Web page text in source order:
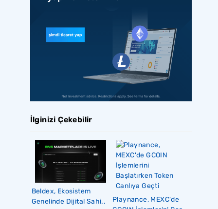
İlginizi Çekebilir
Beldex, Ekosistem
Genelinde Dijital Sahi..
Playnance, MEXC'de